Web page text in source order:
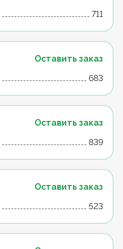
711
Оставить заказ
683
Оставить заказ
839
Оставить заказ
523